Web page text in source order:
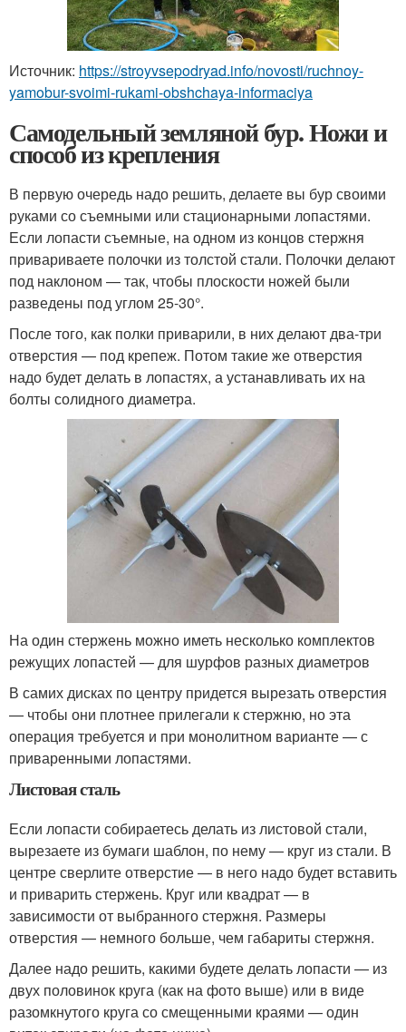
Источник: https://stroyvsepodryad.info/novosti/ruchnoy-
yamobur-svoimi-rukami-obshchaya-informaciya
Самодельный земляной бур. Ножи и
способ из крепления
В первую очередь надо решить, делаете вы бур своими
руками со съемными или стационарными лопастями.
Если лопасти съемные, на одном из концов стержня
привариваете полочки из толстой стали. Полочки делают
под наклоном — так, чтобы плоскости ножей были
разведены под углом 25-30°.
После того, как полки приварили, в них делают два-три
отверстия — под крепеж. Потом такие же отверстия
надо будет делать в лопастях, а устанавливать их на
болты солидного диаметра.
На один стержень можно иметь несколько комплектов
режущих лопастей — для шурфов разных диаметров
В самих дисках по центру придется вырезать отверстия
— чтобы они плотнее прилегали к стержню, но эта
операция требуется и при монолитном варианте — с
приваренными лопастями.
Листовая сталь
Если лопасти собираетесь делать из листовой стали,
вырезаете из бумаги шаблон, по нему — круг из стали. В
центре сверлите отверстие — в него надо будет вставить
и приварить стержень. Круг или квадрат — в
зависимости от выбранного стержня. Размеры
отверстия — немного больше, чем габариты стержня.
Далее надо решить, какими будете делать лопасти — из
двух половинок круга (как на фото выше) или в виде
разомкнутого круга со смещенными краями — один